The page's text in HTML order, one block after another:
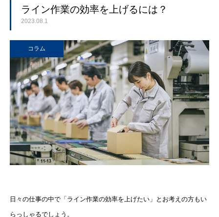
ライン作業の効率を上げるには？
2023.08.1
コラム
日々の仕事の中で「ライン作業の効率を上げたい」とお考えの方もい
らっしゃるでしょう。